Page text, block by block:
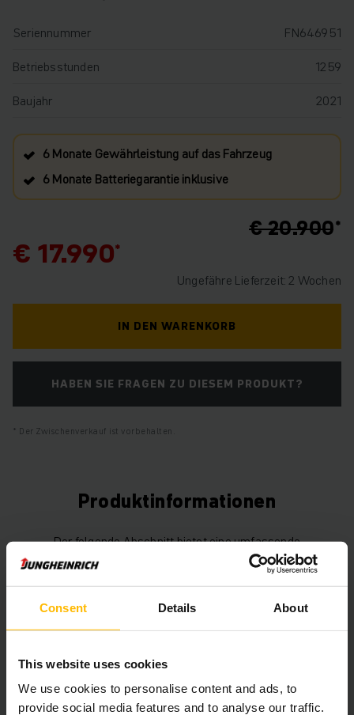
Consent Details About
This website uses cookies
We use cookies to personalise content and ads, to
provide social media features and to analyse our traffic.
Seriennummer
FN646951
Betriebsstunden
1259
Baujahr
2021
6 Monate Gewährleistung auf das Fahrzeug
6 Monate Batteriegarantie inklusive
€ 20.900
€ 17.990
Ungefähre Lieferzeit: 2 Wochen
IN DEN WARENKORB
HABEN SIE FRAGEN ZU DIESEM PRODUKT?
Der Zwischenverkauf ist vorbehalten.
Produktinformationen
Der folgende Abschnitt bietet eine umfassende
Zusammenfassung der technischen Spezifikationen und
Technische Daten
Batterie
Ladegerät Ja, 48 V / 80 A